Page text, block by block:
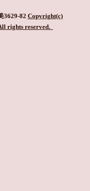
3629-82 Copyright(c)
rights reserved.